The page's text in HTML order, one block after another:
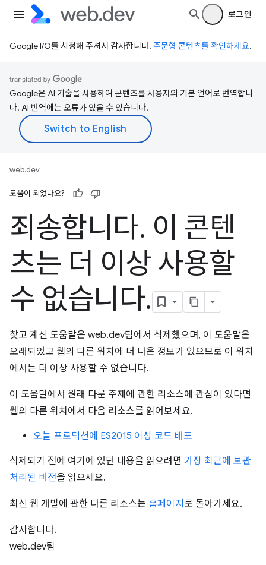
로그인
Google I/O를 시청해 주셔서 감사합니다. 주문형 콘텐츠를 확인하세요.
Google은 AI 기술을 사용하여 콘텐츠를 사용자의 기본 언어로 번역합니
다. AI 번역에는 오류가 있을 수 있습니다.
web.dev
도움이 되었나요?
죄송합니다. 이 콘텐
츠는 더 이상 사용할
수 없습니다.
찾고 계신 도움말은 web.dev팀에서 삭제했으며, 이 도움말은
오래되었고 웹의 다른 위치에 더 나은 정보가 있으므로 이 위치
에서는 더 이상 사용할 수 없습니다.
이 도움말에서 원래 다룬 주제에 관한 리소스에 관심이 있다면
웹의 다른 위치에서 다음 리소스를 읽어보세요.
오늘 프로덕션에 ES2015 이상 코드 배포
삭제되기 전에 여기에 있던 내용을 읽으려면 가장 최근에 보관
처리된 버전을 읽으세요.
최신 웹 개발에 관한 다른 리소스는 홈페이지 로 돌아가세요.
감사합니다.
web.dev팀